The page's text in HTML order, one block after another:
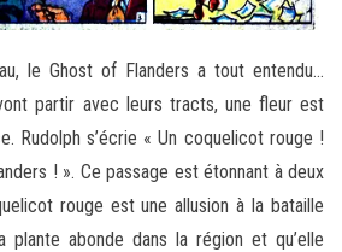
le Ghost of Flanders a tout entendu…
partir avec leurs tracts, une fleur est
Rudolph s’écrie « Un coquelicot rouge !
! ». Ce passage est étonnant à deux
rouge est une allusion à la bataille
plante abonde dans la région et qu’elle